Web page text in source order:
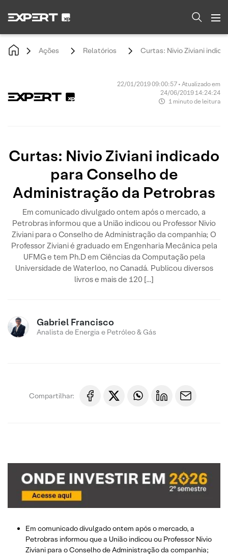
Ações Relatórios Curtas: Nivio Ziviani
22/01/2019 09:00:57 • Atualizado em
24/06/2019 14:24:24
1 minuto de leitura
Curtas: Nivio Ziviani indicado
para Conselho de
Administração da Petrobras
Em comunicado divulgado ontem após o mercado, a
Petrobras informou que a União indicou ou Professor Nivio
Ziviani para o Conselho de Administração da companhia; O
Professor Ziviani é graduado em Engenharia Mecânica pela
UFMG e tem Ph.D em Ciências da Computação pela
Universidade de Waterloo, no Canadá. Publicou diversos
livros e mais de 120 […]
Gabriel Francisco
Analista de Energia e Petróleo & Gás
Compartilhar:
Em comunicado divulgado ontem após o mercado, a
Petrobras informou que a União indicou ou Professor Nivio
Ziviani para o Conselho de Administração da companhia;